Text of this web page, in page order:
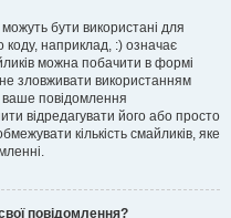
бути використані для
коду, наприклад, :) означає
можна побачити в формі
зловживати використанням
повідомлення
відредагувати його або просто
кількість смайликів, яке
повідомлення?